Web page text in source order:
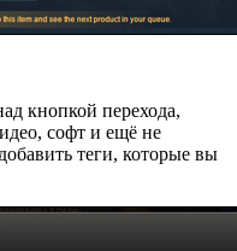
кнопкой перехода,
софт и ещё не
теги, которые вы